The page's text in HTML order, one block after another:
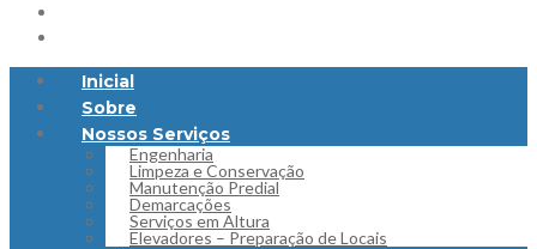
Inicial
Sobre
Nossos Serviços
Engenharia
Limpeza e Conservação
Manutenção Predial
Demarcações
Serviços em Altura
Elevadores – Preparação de Locais